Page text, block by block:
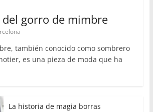
gorro de mimbre
también conocido como sombrero
es una pieza de moda que ha
La historia de magia borras